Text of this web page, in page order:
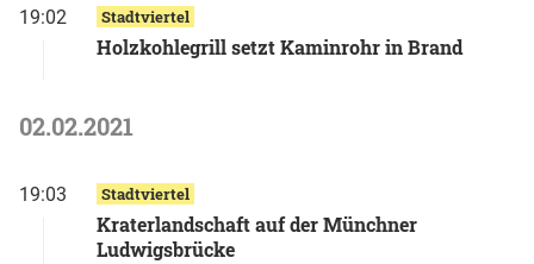
19:02 Stadtviertel
Holzkohlegrill setzt Kaminrohr in Brand
02.02.2021
19:03 Stadtviertel
Kraterlandschaft auf der Münchner
Ludwigsbrücke